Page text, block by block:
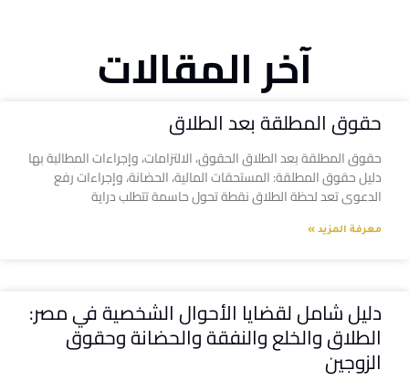
آخر المقالات
حقوق المطلقة بعد الطلاق
حقوق المطلقة بعد الطلاق الحقوق، الالتزامات، وإجراءات المطالبة بها
دليل حقوق المطلقة: المستحقات المالية، الحضانة، وإجراءات رفع
الدعوى تعد لحظة الطلاق نقطة تحول حاسمة تتطلب دراية
معرفة المزيد »
دليل شامل لقضايا الأحوال الشخصية في مصر:
الطلاق والخلع والنفقة والحضانة وحقوق
الزوجين